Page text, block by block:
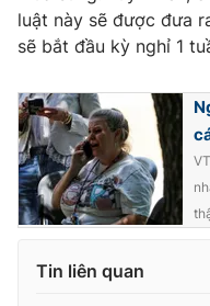
Ðiện thoại Thời báo VTV:
Email:toasoan@vtv.vn
luật này sẽ được đưa
sẽ bắt đầu kỳ nghỉ 1
Tin liên quan